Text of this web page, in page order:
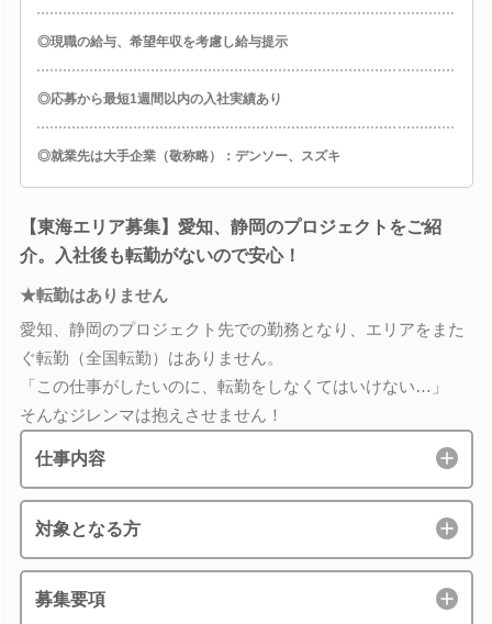
◎現職の給与、希望年収を考慮し給与提示
◎応募から最短1週間以内の入社実績あり
◎就業先は大手企業（敬称略）：デンソー、スズキ
【東海エリア募集】愛知、静岡のプロジェクトをご紹
介。入社後も転勤がないので安心！
★転勤はありません
愛知、静岡のプロジェクト先での勤務となり、エリアをまた
ぐ転勤（全国転勤）はありません。
「この仕事がしたいのに、転勤をしなくてはいけない…」
そんなジレンマは抱えさせません！
仕事内容
対象となる方
募集要項